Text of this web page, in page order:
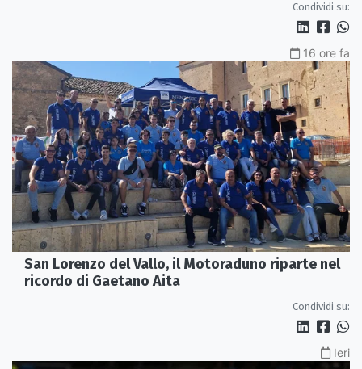
Condividi su:
16 ore fa
San Lorenzo del Vallo, il Motoraduno riparte nel
ricordo di Gaetano Aita
Condividi su:
Ieri